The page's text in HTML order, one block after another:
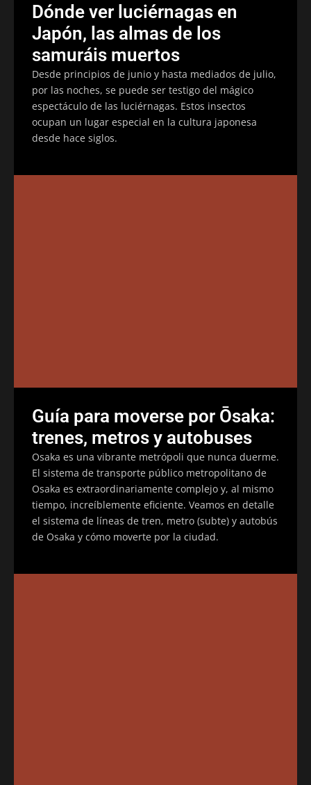
Dónde ver luciérnagas en
Japón, las almas de los
samuráis muertos
Desde principios de junio y hasta mediados de julio,
por las noches, se puede ser testigo del mágico
espectáculo de las luciérnagas. Estos insectos
ocupan un lugar especial en la cultura japonesa
desde hace siglos.
Guía para moverse por Ōsaka:
trenes, metros y autobuses
Osaka es una vibrante metrópoli que nunca duerme.
El sistema de transporte público metropolitano de
Osaka es extraordinariamente complejo y, al mismo
tiempo, increíblemente eficiente. Veamos en detalle
el sistema de líneas de tren, metro (subte) y autobús
de Osaka y cómo moverte por la ciudad.